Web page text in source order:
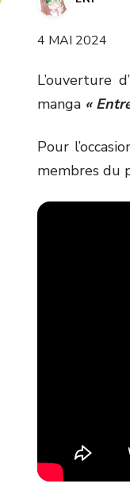
4 MAI 2024
L’ouverture
manga «
Pour
membres du